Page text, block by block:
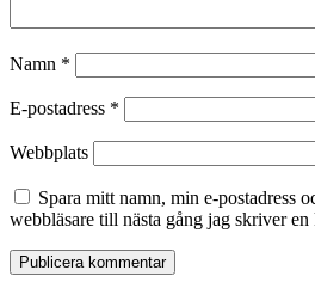
Namn *
E-postadress *
Webbplats
Spara mitt namn, min e-postadress
webbläsare till nästa gång jag skriver en